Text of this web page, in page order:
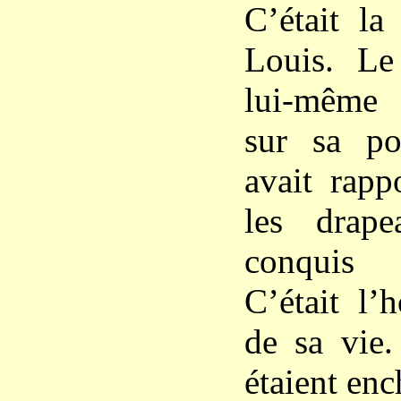
C’était
Louis.
lui-même
sur sa
avait
les
conquis
C’était
de sa
étaient